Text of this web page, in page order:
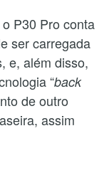
P30 Pro conta
ser carregada
e, além disso,
“back
de outro
assim